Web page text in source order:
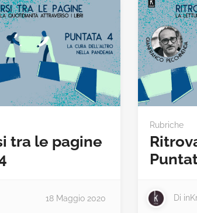
tra le pagine
18 Maggio 2020
Rubriche
Di